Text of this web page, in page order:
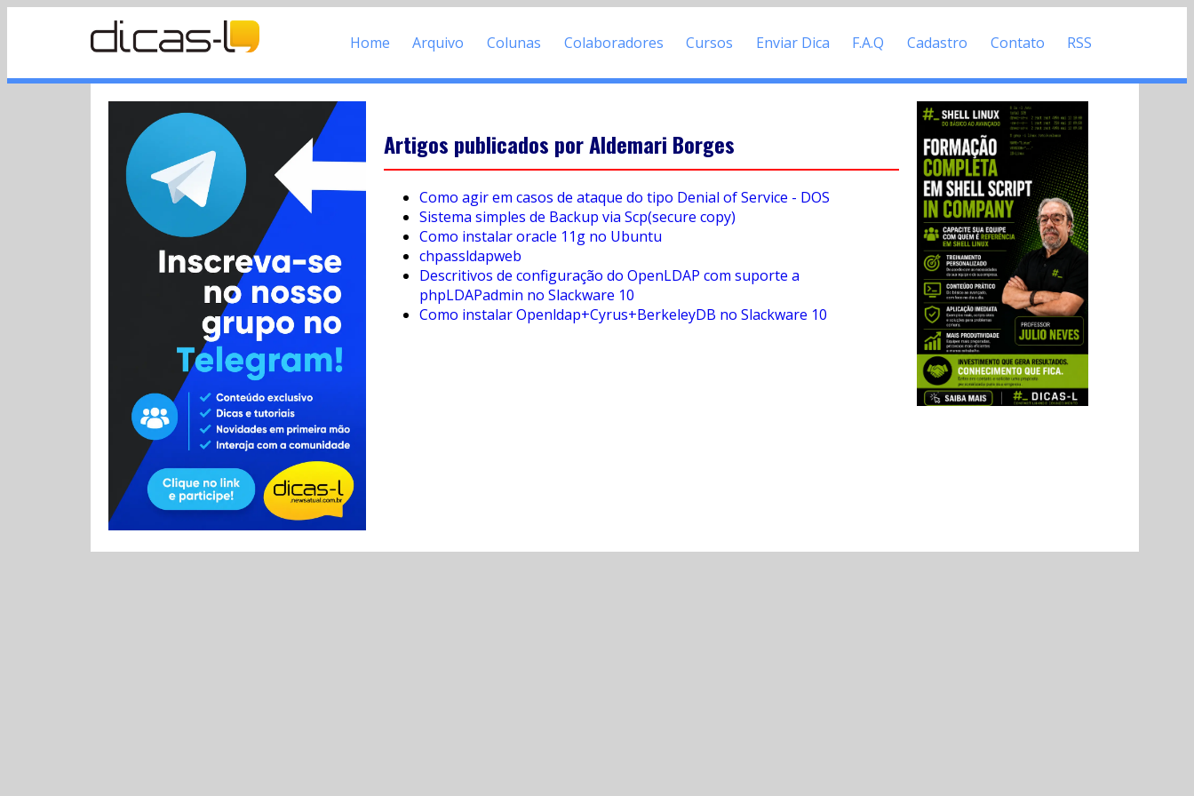
Home Arquivo Colunas Colaboradores Cursos Enviar Dica F.A.Q Cadastro Contato RSS
Artigos publicados por Aldemari Borges
Como agir em casos de ataque do tipo Denial of Service - DOS
Sistema simples de Backup via Scp(secure copy)
Como instalar oracle 11g no Ubuntu
chpassldapweb
Descritivos de configuração do OpenLDAP com suporte a
phpLDAPadmin no Slackware 10
Como instalar Openldap+Cyrus+BerkeleyDB no Slackware 10